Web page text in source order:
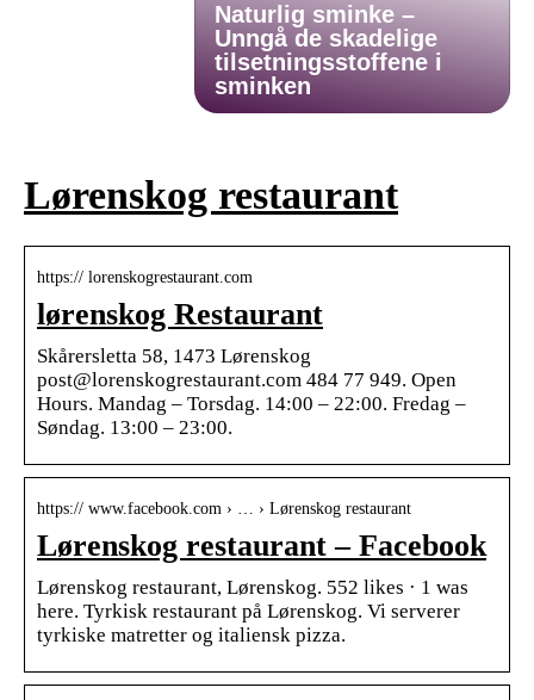
Naturlig sminke –
Unngå de skadelige
tilsetningsstoffene i
sminken
Lørenskog restaurant
https:// lorenskogrestaurant.com
lørenskog Restaurant
Skårersletta 58, 1473 Lørenskog
post@lorenskogrestaurant.com 484 77 949. Open
Hours. Mandag – Torsdag. 14:00 – 22:00. Fredag –
Søndag. 13:00 – 23:00.
https:// www.facebook.com › … › Lørenskog restaurant
Lørenskog restaurant – Facebook
Lørenskog restaurant, Lørenskog. 552 likes · 1 was
here. Tyrkisk restaurant på Lørenskog. Vi serverer
tyrkiske matretter og italiensk pizza.